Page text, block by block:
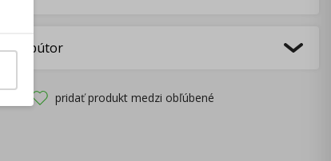
pridať produkt medzi obľúbené